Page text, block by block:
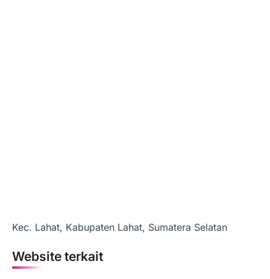
Kec. Lahat, Kabupaten Lahat, Sumatera Selatan
Website terkait